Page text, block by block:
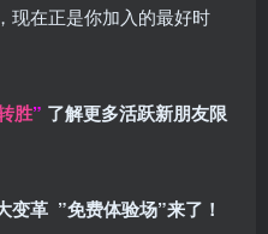
现在正是你加入的最好时
胜” 了解更多活跃新朋友限
变革 ”免费体验场”来了！